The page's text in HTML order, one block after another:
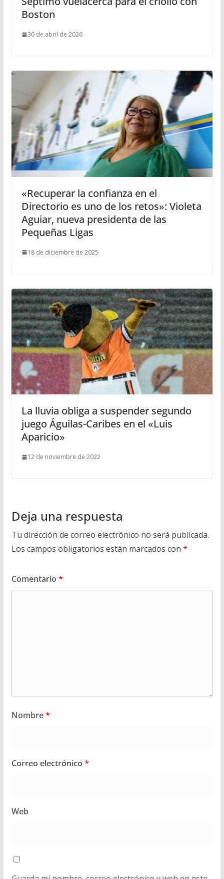
Boston
30 de abril de 2026
«Recuperar la confianza en el
Directorio es uno de los retos»: Violeta
Aguiar, nueva presidenta de las
Pequeñas Ligas
18 de diciembre de 2025
La lluvia obliga a suspender segundo
juego Águilas-Caribes en el «Luis
Aparicio»
12 de noviembre de 2022
Deja una respuesta
Tu dirección de correo electrónico no será publicada.
Los campos obligatorios están marcados con *
Comentario *
Nombre*
Correo electrónico *
Web